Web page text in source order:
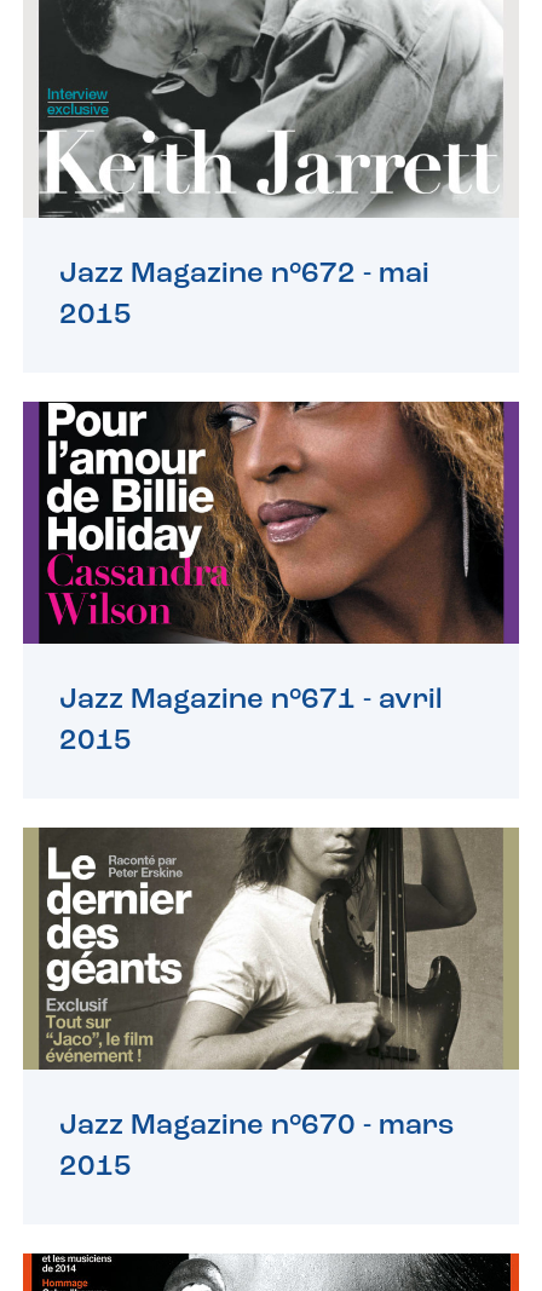
Jazz Magazine n°672 - mai
2015
Jazz Magazine n°671 - avril
2015
Jazz Magazine n°670 - mars
2015